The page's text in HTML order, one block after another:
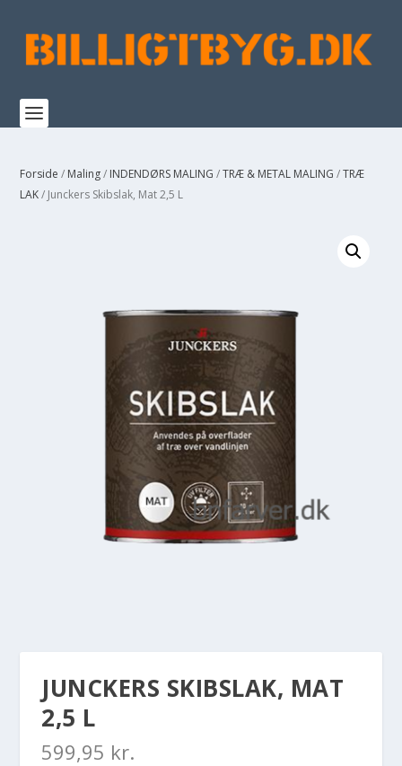
Forside / Maling/ INDENDØRS MALING /TRÆ & METAL MALING /TRÆ
LAK/ Junckers Skibslak, Mat 2,5 L
JUNCKERS SKIBSLAK, MAT
2,5 L
599,95 kr.